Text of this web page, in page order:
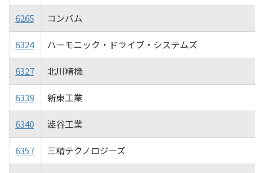
6265 コンバム
6324 ハーモニック・ドライブ・システムズ
6327 北川精機
6339 新東工業
6340 澁谷工業
6357 三精テクノロジーズ